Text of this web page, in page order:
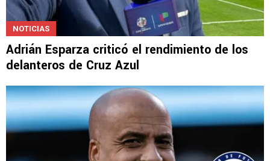
NOTICIAS
Adrián Esparza criticó el rendimiento de los
delanteros de Cruz Azul